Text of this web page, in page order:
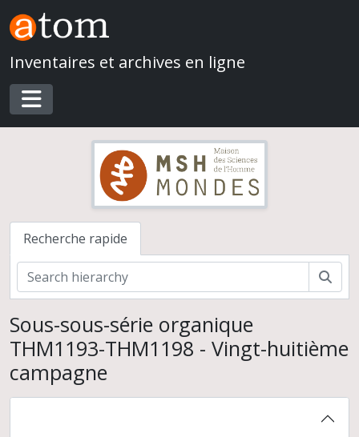
Skip to main content
Inventaires et archives en ligne
Toggle navigation
Recherche rapide
Sous-sous-série organique
THM1193-THM1198 - Vingt-huitième
campagne
Mission archéologique française de Mari (Syrie)
Direction de Jean-Claude Margueron
Documents de terrain
Carnets de fouilles